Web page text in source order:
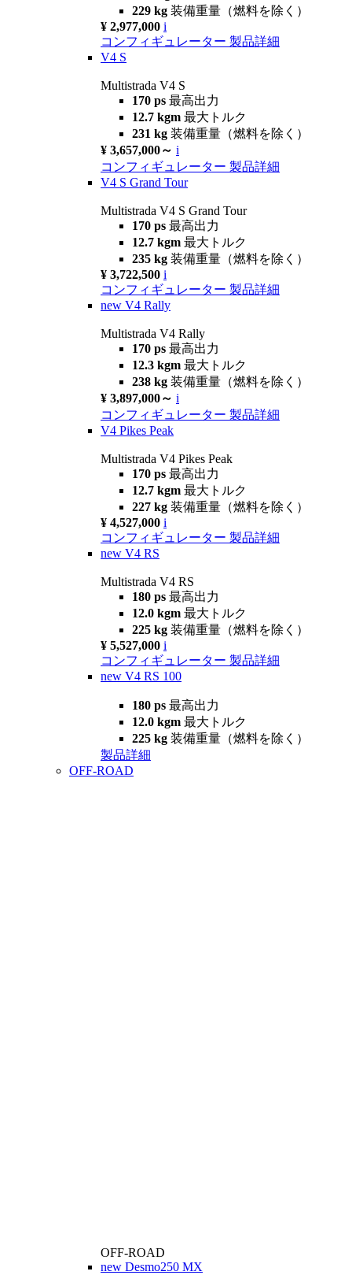
229 kg 装備重量（燃料を除く）
¥ 2,977,000 i
コンフィギュレーター 製品詳細
V4 S
Multistrada V4 S
170 ps 最高出力
12.7 kgm 最大トルク
231 kg 装備重量（燃料を除く）
¥ 3,657,000～ i
コンフィギュレーター 製品詳細
V4 S Grand Tour
Multistrada V4 S Grand Tour
170 ps 最高出力
12.7 kgm 最大トルク
235 kg 装備重量（燃料を除く）
¥ 3,722,500 i
コンフィギュレーター 製品詳細
new V4 Rally
Multistrada V4 Rally
170 ps 最高出力
12.3 kgm 最大トルク
238 kg 装備重量（燃料を除く）
¥ 3,897,000～ i
コンフィギュレーター 製品詳細
V4 Pikes Peak
Multistrada V4 Pikes Peak
170 ps 最高出力
12.7 kgm 最大トルク
227 kg 装備重量（燃料を除く）
¥ 4,527,000 i
コンフィギュレーター 製品詳細
new V4 RS
Multistrada V4 RS
180 ps 最高出力
12.0 kgm 最大トルク
225 kg 装備重量（燃料を除く）
¥ 5,527,000 i
コンフィギュレーター 製品詳細
new V4 RS 100
180 ps 最高出力
12.0 kgm 最大トルク
225 kg 装備重量（燃料を除く）
製品詳細
OFF-ROAD
OFF-ROAD
new Desmo250 MX